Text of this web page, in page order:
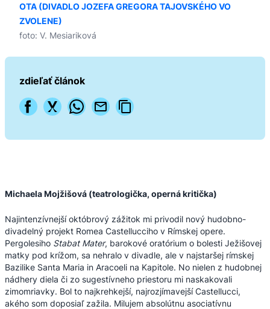
OTA (DIVADLO JOZEFA GREGORA TAJOVSKÉHO VO
ZVOLENE)
foto: V. Mesiariková
zdieľať článok
Michaela Mojžišová (teatrologička, operná kritička)
Najintenzívnejší októbrový zážitok mi privodil nový hudobno-
divadelný projekt Romea Castellucciho v Rímskej opere.
Pergolesiho Stabat Mater, barokové oratórium o bolesti Ježišovej
matky pod krížom, sa nehralo v divadle, ale v najstaršej rímskej
Bazilike Santa Maria in Aracoeli na Kapitole. No nielen z hudobnej
nádhery diela či zo sugestívneho priestoru mi naskakovali
zimomriavky. Bol to najkrehkejší, najrozjímavejší Castellucci,
akého som doposiaľ zažila. Milujem absolútnu asociatívnu